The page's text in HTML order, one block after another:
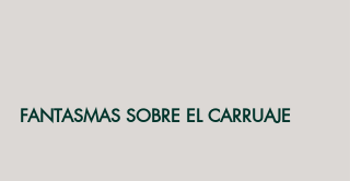
FANTASMAS SOBRE EL CARRUAJE